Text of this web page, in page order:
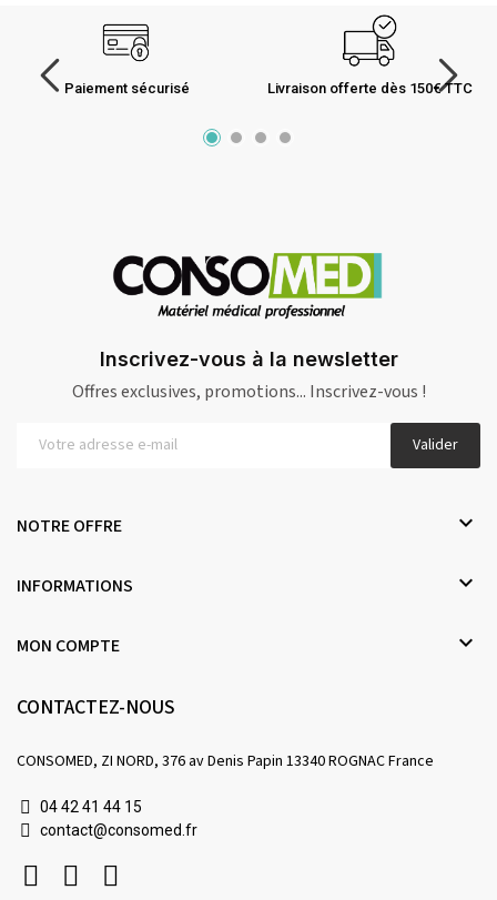
Paiement sécurisé Livraison offerte dès 150€ TTC
Inscrivez-vous à la newsletter
Offres exclusives, promotions... Inscrivez-vous !
Valider
NOTRE OFFRE 
INFORMATIONS 
MON COMPTE 
CONTACTEZ-NOUS
CONSOMED, ZI NORD, 376 av Denis Papin 13340 ROGNAC France
04 42 41 44 15
contact@consomed.fr